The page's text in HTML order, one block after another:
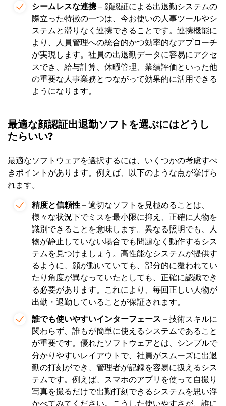
シームレスな連携– 顔認証による出退勤システムの
際立った特徴の一つは、今お使いの人事ツールやシ
ステムと滞りなく連携できることです。連携機能に
より、人員管理への統合的かつ効率的なアプローチ
が実現します。社員の出退勤データに容易にアクセ
スでき、給与計算、休暇管理、業績評価といった他
の重要な人事業務とつながって効果的に活用できる
ようになります。
最適な顔認証出退勤ソフトを選ぶにはどうし
たらいい?
最適なソフトウェアを選択するには、いくつかの考慮すべ
きポイントがあります。例えば、以下のような点が挙げら
れます。
精度と信頼性– 適切なソフトを見極めることは、
様々な状況下でミスを最小限に抑え、正確に人物を
識別できることを意味します。異なる照明でも、人
物が静止していない場合でも問題なく動作するシス
テムを見つけましょう。高性能なシステムが提供す
るように、顔が動いていても、部分的に覆われてい
たり角度が異なっていたとしても、正確に認識でき
る必要があります。これにより、毎回正しい人物が
出勤・退勤していることが保証されます。
誰でも使いやすいインターフェース – 技術スキルに
関わらず、誰もが簡単に使えるシステムであること
が重要です。優れたソフトウェアとは、シンプルで
分かりやすいレイアウトで、社員がスムーズに出退
勤の打刻ができ、管理者が記録を容易に扱えるシス
テムです。例えば、スマホのアプリを使って自撮り
写真を撮るだけで出勤打刻できるシステムを思い浮
かべてみてください。こうした使いやすさが、誰に